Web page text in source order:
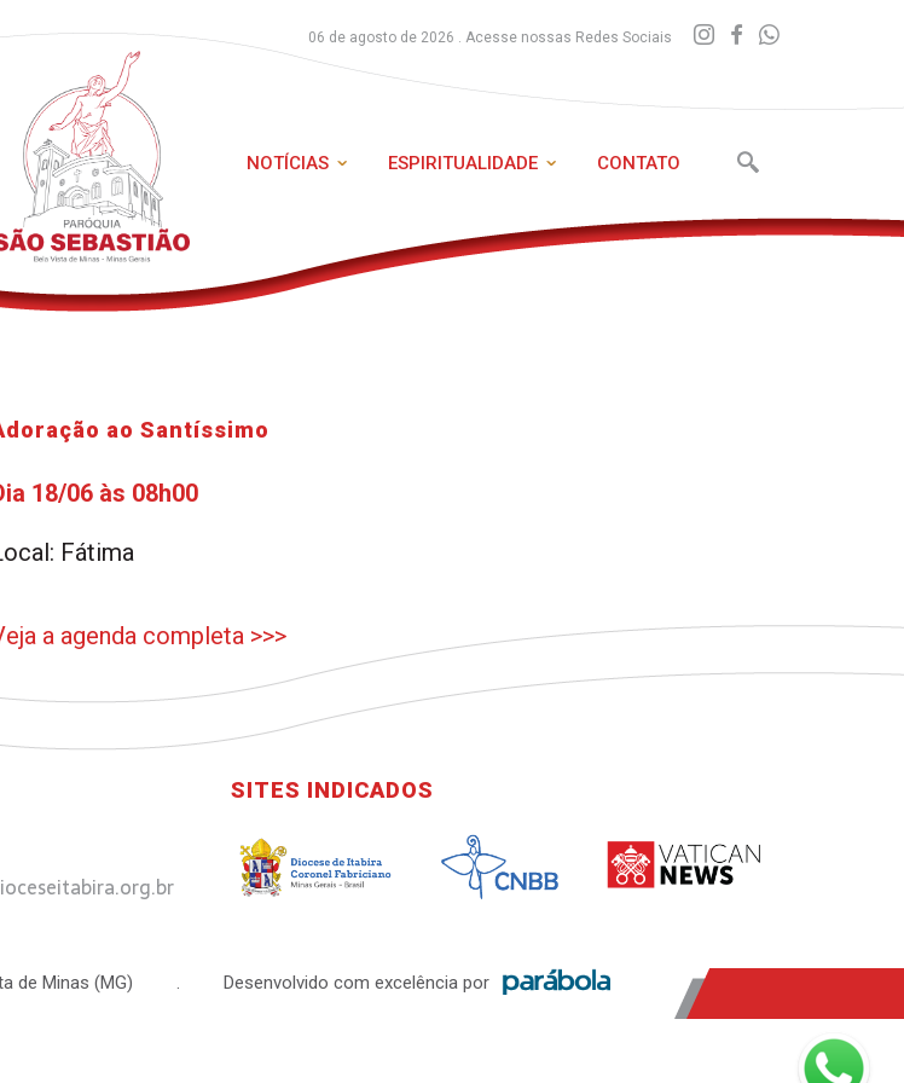
06 de agosto de 2026 . Acesse nossas Redes Sociais
NOTÍCIAS ESPIRITUALIDADE CONTATO
ao Santíssimo
18/06 às 08h00
Fátima
a agenda completa >>>
SITES INDICADOS
de Minas (MG) . Desenvolvido com excelência por